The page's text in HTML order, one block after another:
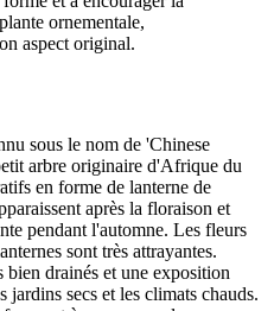
ornementale,
aspect original.
sous le nom de 'Chinese
arbre originaire d'Afrique du
en forme de lanterne de
après la floraison et
pendant l'automne. Les fleurs
sont très attrayantes.
bien drainés et une exposition
secs et les climats chauds.